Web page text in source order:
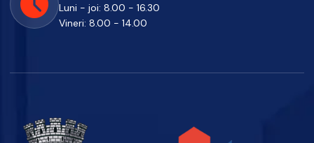
Luni - joi: 8.00 - 16.30
Vineri: 8.00 - 14.00